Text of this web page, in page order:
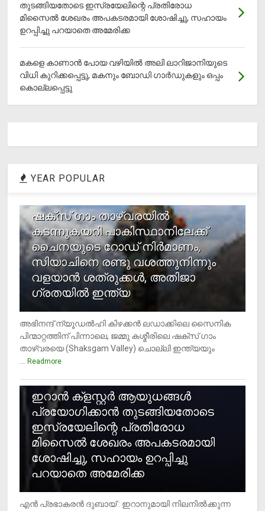
തുടങ്ങിയതോടെ ഇസ്രയേലിന്റെ പ്രതിരോധ
മിസൈല്‍ ശേഖരം അപകടരമായി ശോഷിച്ചു, സഹായം
ഉറപ്പിച്ചു പറയാതെ അമേരിക്ക
മകളെ കാണാന്‍ പോയ വഴിയില്‍ അലി ലാറിജാനിയുടെ
വിധി കുറിക്കപ്പെട്ടു, മകനും ബോഡി ഗാര്‍ഡുകളും ഒപ്പം
കൊല്ലപ്പെട്ടു
YEAR POPULAR
ഷക്സ് ​ഗാം താഴ്‌വരയിൽ
കടന്നുകയറി പാകിസ്ഥാനിലേക്ക്
ചൈനയുടെ റോഡ് നിർമാണം,
സിയാചിനെ രണ്ടു വശത്തുനിന്നും
വളയാൻ ശത്രുക്കൾ, അതിജാ​
ഗ്രതയിൽ ഇന്ത്യ
അഭിനന്ദ് ന്യൂഡൽഹി കിഴക്കൻ ലഡാക്കിലെ സൈനിക
പിന്മാറ്റത്തിന് പിന്നാലെ, ജമ്മു കശ്മീരിലെ ഷക്സ് ​ഗാം
താഴ്‌വരയെ (Shaksgam Valley) ചൊല്ലി ഇന്ത്യയും
... Readmore
ഇറാന്‍ ക്‌ളസ്റ്റര്‍ ആയുധങ്ങള്‍
പ്രയോഗിക്കാന്‍ തുടങ്ങിയതോടെ
ഇസ്രയേലിന്റെ പ്രതിരോധ
മിസൈല്‍ ശേഖരം അപകടരമായി
ശോഷിച്ചു, സഹായം ഉറപ്പിച്ചു
പറയാതെ അമേരിക്ക
എന്‍ പ്രഭാകരന്‍ ദുബായ് : ഇറാനുമായി നിലനില്‍ക്കുന്ന